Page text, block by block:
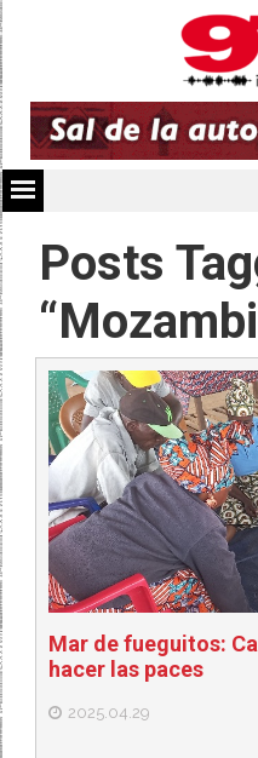
Posts
Mar de fueguitos:
hacer las paces
2025.04.29